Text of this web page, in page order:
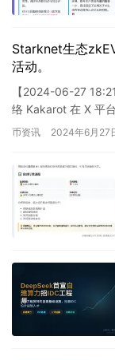
Starknet生态
活动。
【2024-06-27
络 Kakarot 在 X 平
前，Ka…
币资讯 2024年6月27